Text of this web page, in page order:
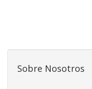
Sobre Nosotros